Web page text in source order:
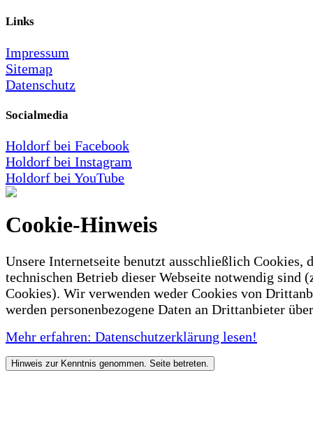
Links
Impressum
Sitemap
Datenschutz
Socialmedia
Holdorf bei Facebook
Holdorf bei Instagram
Holdorf bei YouTube
Cookie-Hinweis
Unsere Internetseite benutzt ausschließlich Cookies,
technischen Betrieb dieser Webseite notwendig sind
Cookies). Wir verwenden weder Cookies von
werden personenbezogene Daten an Drittanbieter
Mehr erfahren: Datenschutzerklärung lesen!
Hinweis zur Kenntnis genommen. Seite betreten.